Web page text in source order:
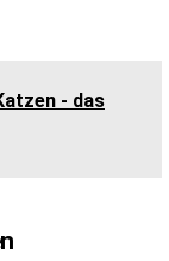
- das